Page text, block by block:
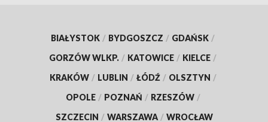
BIAŁYSTOK / BYDGOSZCZ / GDAŃSK /
GORZÓW WLKP. / KATOWICE / KIELCE /
KRAKÓW / LUBLIN / ŁÓDŹ / OLSZTYN /
OPOLE / POZNAŃ / RZESZÓW /
SZCZECIN / WARSZAWA / WROCŁAW